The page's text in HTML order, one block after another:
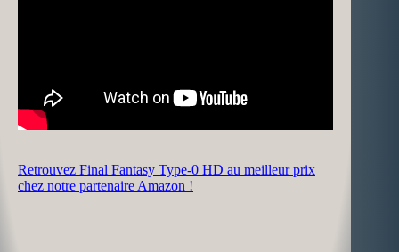
Retrouvez Final Fantasy Type-0 HD au meilleur prix
chez notre partenaire Amazon !